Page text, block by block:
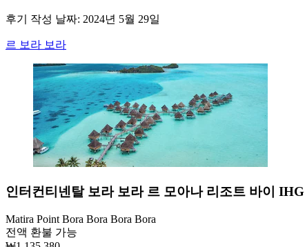
후기 작성 날짜: 2024년 5월 29일
르 보라 보라
인터컨티넨탈 보라 보라 르 모아나 리조트 바이 IHG
Matira Point Bora Bora Bora Bora
전액 환불 가능